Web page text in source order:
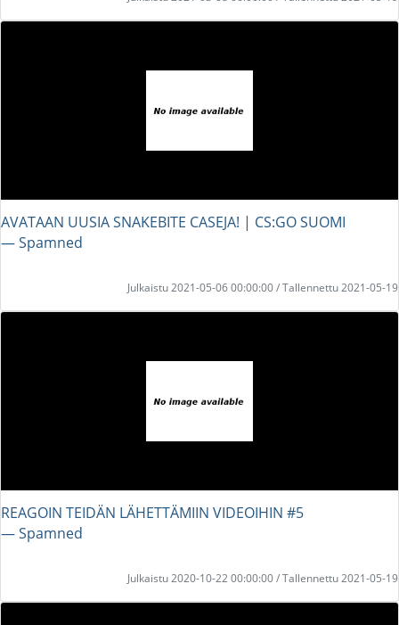
AVATAAN UUSIA SNAKEBITE CASEJA! | CS:GO SUOMI
― Spamned
Julkaistu 2021-05-06 00:00:00 / Tallennettu 2021-05-19
REAGOIN TEIDÄN LÄHETTÄMIIN VIDEOIHIN #5
― Spamned
Julkaistu 2020-10-22 00:00:00 / Tallennettu 2021-05-19